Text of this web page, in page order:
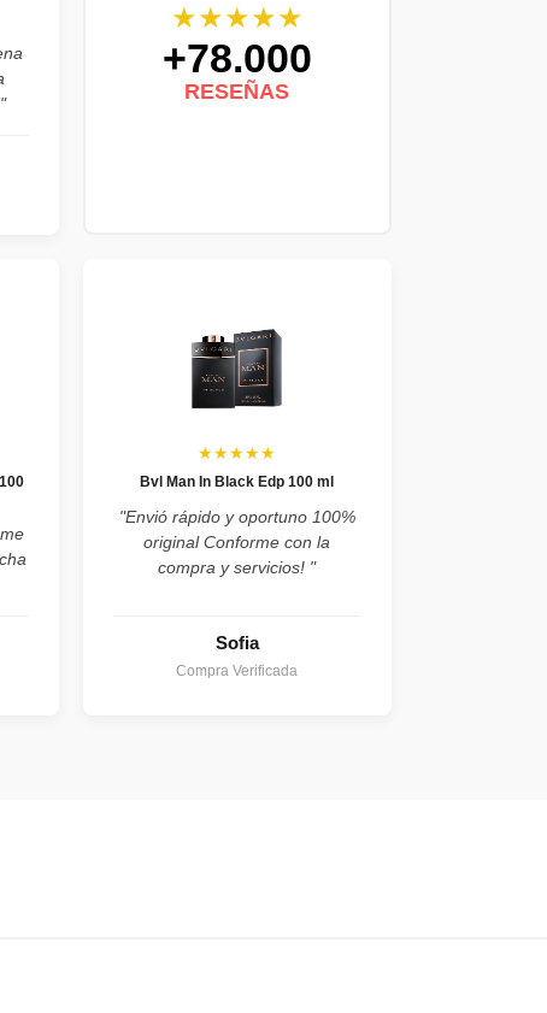
★★★★★
+78.000
RESEÑAS
★★★★★
Bvl Man In Black Edp 100 ml
"Envió rápido y oportuno 100%
original Conforme con la
compra y servicios! "
Sofia
Compra Verificada